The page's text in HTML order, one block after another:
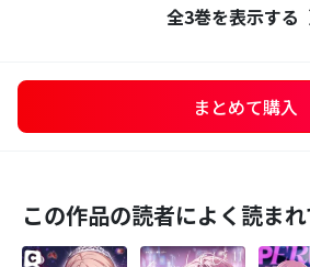
全3巻を表示する
まとめて購入
この作品の読者によく読ま